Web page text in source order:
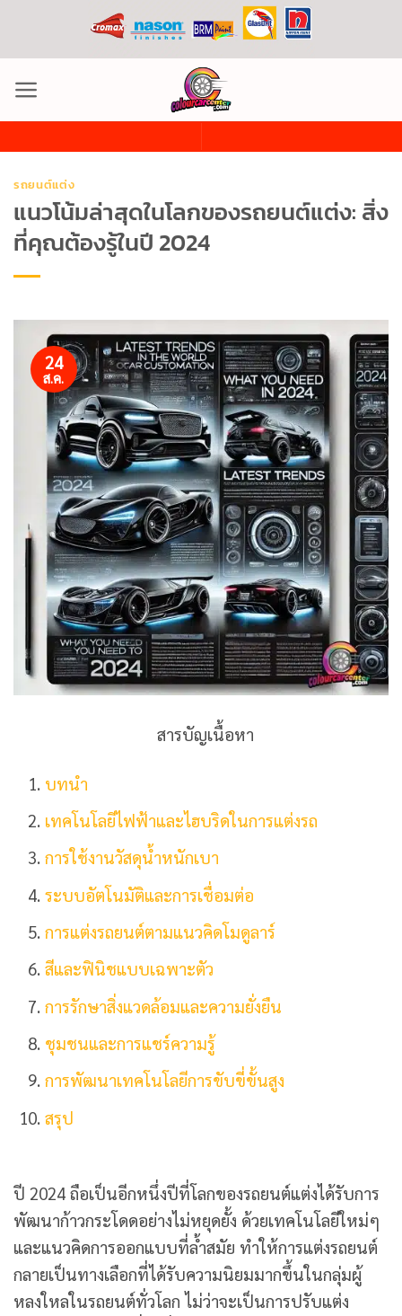
เนื้อหา
รถยนต์แต่ง
แนวโน้มล่าสุดในโลกของรถยนต์แต่ง: สิ่ง
ที่คุณต้องรู้ในปี 2024
24
ส.ค.
สารบัญเนื้อหา
บทนำ
เทคโนโลยีไฟฟ้าและไฮบริดในการแต่งรถ
การใช้งานวัสดุน้ำหนักเบา
ระบบอัตโนมัติและการเชื่อมต่อ
การแต่งรถยนต์ตามแนวคิดโมดูลาร์
สีและฟินิชแบบเฉพาะตัว
การรักษาสิ่งแวดล้อมและความยั่งยืน
ชุมชนและการแชร์ความรู้
การพัฒนาเทคโนโลยีการขับขี่ขั้นสูง
สรุป
ปี 2024 ถือเป็นอีกหนึ่งปีที่โลกของรถยนต์แต่งได้รับการ
พัฒนาก้าวกระโดดอย่างไม่หยุดยั้ง ด้วยเทคโนโลยีใหม่ๆ
และแนวคิดการออกแบบที่ล้ำสมัย ทำให้การแต่งรถยนต์
กลายเป็นทางเลือกที่ได้รับความนิยมมากขึ้นในกลุ่มผู้
หลงใหลในรถยนต์ทั่วโลก ไม่ว่าจะเป็นการปรับแต่ง